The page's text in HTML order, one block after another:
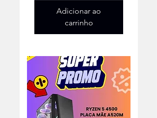
Adicionar ao
carrinho